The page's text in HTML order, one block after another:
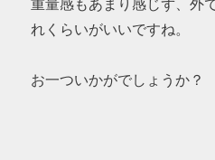
重量感もあまり感じず、外
れくらいがいいですね。
お一ついかがでしょうか？